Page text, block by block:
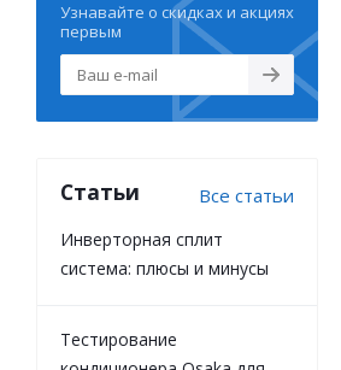
Узнавайте о скидках и акциях
первым
Статьи Все статьи
Инверторная сплит
система: плюсы и минусы
Тестирование